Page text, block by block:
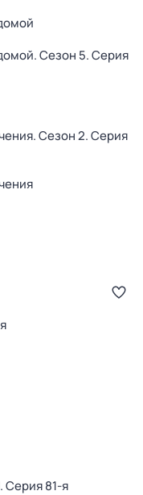
. Сезон 5. Серия
. Сезон 2. Серия
. Серия 81-я